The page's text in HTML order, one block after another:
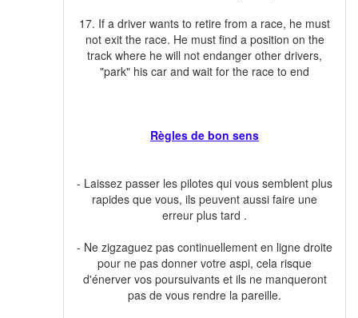
17. If a driver wants to retire from a race, he must
not exit the race. He must find a position on the
track where he will not endanger other drivers,
"park" his car and wait for the race to end
Règles de bon sens
- Laissez passer les pilotes qui vous semblent plus
rapides que vous, ils peuvent aussi faire une
erreur plus tard .
- Ne zigzaguez pas continuellement en ligne droite
pour ne pas donner votre aspi, cela risque
d'énerver vos poursuivants et ils ne manqueront
pas de vous rendre la pareille.